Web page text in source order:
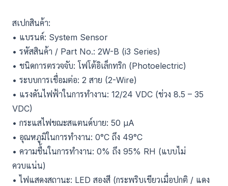
สเปกสินค้า:
• แบรนด์: System Sensor
• รหัสสินค้า / Part No.: 2W-B (i3 Series)
• ชนิดการตรวจจับ: โฟโต้อิเล็กทริก (Photoelectric)
• ระบบการเชื่อมต่อ: 2 สาย (2-Wire)
• แรงดันไฟฟ้าในการทำงาน: 12/24 VDC (ช่วง 8.5 – 35
VDC)
• กระแสไฟขณะสแตนด์บาย: 50 µA
• อุณหภูมิในการทำงาน: 0°C ถึง 49°C
• ความชื้นในการทำงาน: 0% ถึง 95% RH (แบบไม่
ควบแน่น)
• ไฟแสดงสถานะ: LED สองสี (กระพริบเขียวเมื่อปกติ / แดง